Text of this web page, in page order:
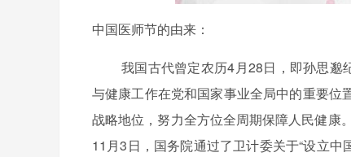
中国医师节的由来：
我国古代曾定农历4月28日，即孙思邈
与健康工作在党和国家事业全局中的重要位
战略地位，努力全方位全周期保障人民健康
11 月3日，国务院通过了卫计委关于“设立中